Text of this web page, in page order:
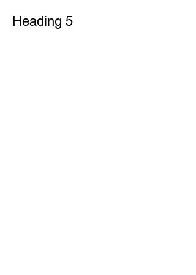
Heading 5